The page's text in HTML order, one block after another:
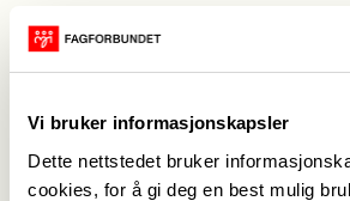
Vi bruker informasjonskapsler
Dette nettstedet bruker
cookies, for å gi deg en best mulig
Vi arrangerer et møte for
Her går vi gjennom avtalen og
for tillitsvalgte og medlemmer,
håndtere dette.